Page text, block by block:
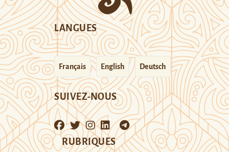
LANGUES
Français English Deutsch
SUIVEZ-NOUS
RUBRIQUES